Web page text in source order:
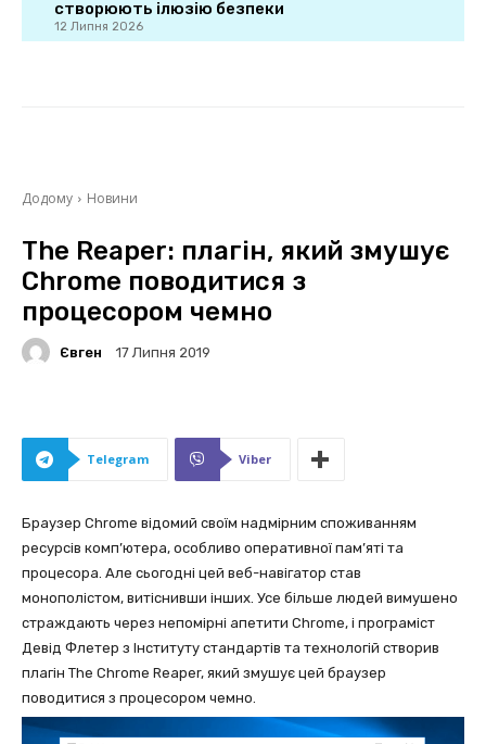
створюють ілюзію безпеки
12 Липня 2026